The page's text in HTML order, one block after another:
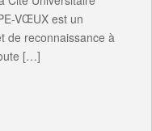
VŒUX est un
de reconnaissance à
[…]